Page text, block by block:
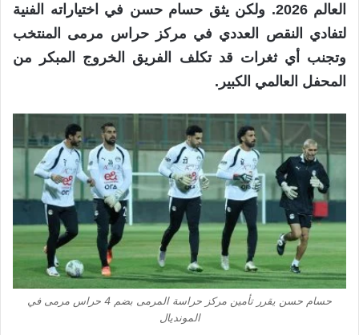
العالم 2026. ولكن يثق حسام حسن في اختياراته الفنية
لتفادي النقص العددي في مركز حراس مرمى المنتخب
وتجنب أي ثغرات قد تكلف الفريق الخروج المبكر من
المحفل العالمي الكبير.
حسام حسن يقرر تأمين مركز حراسة المرمى بضم 4 حراس مرمى في
المونديال